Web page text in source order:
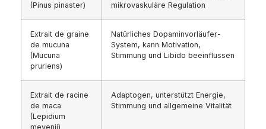
(Pinus pinaster)
mikrovaskuläre Regulation
Extrait de graine
de mucuna
(Mucuna
pruriens)
Natürliches Dopaminvorläufer-
System, kann Motivation,
Stimmung und Libido beeinflussen
Extrait de racine
de maca
(Lepidium
meyenii)
Adaptogen, unterstützt Energie,
Stimmung und allgemeine Vitalität